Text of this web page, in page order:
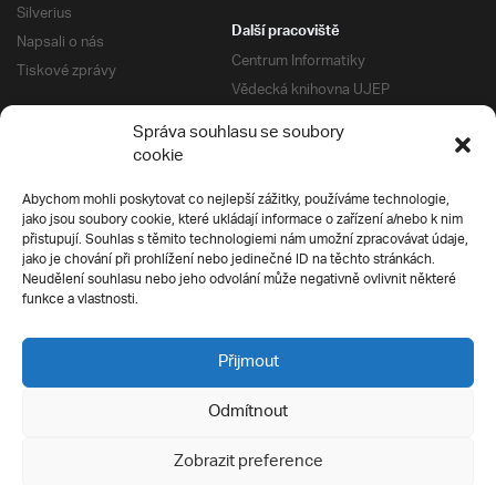
Správa souhlasu se soubory
cookie
Abychom mohli poskytovat co nejlepší zážitky, používáme technologie,
jako jsou soubory cookie, které ukládají informace o zařízení a/nebo k nim
přistupují. Souhlas s těmito technologiemi nám umožní zpracovávat údaje,
jako je chování při prohlížení nebo jedinečné ID na těchto stránkách.
Neudělení souhlasu nebo jeho odvolání může negativně ovlivnit některé
funkce a vlastnosti.
Přijmout
Odmítnout
Zobrazit preference
Silverius
Napsali o nás
Tiskové zprávy
Další pracoviště
Centrum Informatiky
Vědecká knihovna UJEP
Správa kolejí a menz
Univerzitní centrum podpory
Silverius
Pro uchazeče
Přijímací řízení
E-prihlaska
Přípravné kurzy
Ochrana soukromí
Všechna práva vyhrazena